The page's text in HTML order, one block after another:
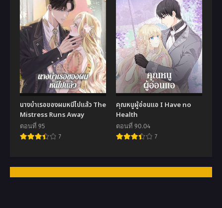
นางบำเรอของผมหนีไปแล้ว The
Mistress Runs Away
ตอนที่ 95
7
คุณหนูผู้อ่อนแอ I Have no
Health
ตอนที่ 90.04
7